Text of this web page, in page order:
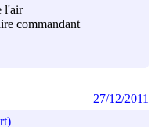
l'air
commandant
27/12/2011